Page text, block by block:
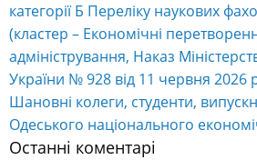
категорії Б Переліку наукових
(кластер – Економічні
адміністрування, Наказ
України № 928 від 11 червня 2026
Шановні колеги, студенти,
Одеського національного
Останні коментарі